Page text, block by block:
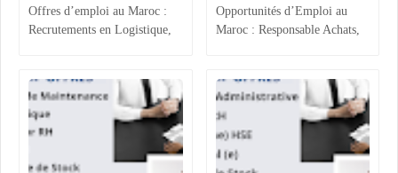
Offres d’emploi au Maroc :
Recrutements en Logistique,
Opportunités d’Emploi au
Maroc : Responsable Achats,